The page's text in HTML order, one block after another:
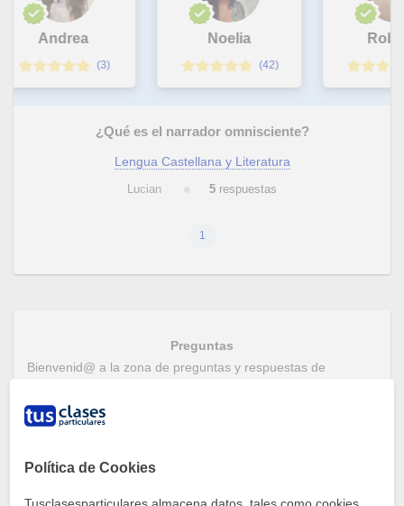
Andrea
(3)
Noelia
(42)
¿Qué es el narrador omnisciente?
Lengua Castellana y Literatura
Lucian 5 respuestas
1
Preguntas
Bienvenid@ a la zona de preguntas y respuestas de
específicas sobre el aprendizaje de cualquier materia o
idioma y recibir respuestas de la comunidad de Tusclases.
o asignatura. Recuerda que dispones de miles de profesores
Política de Cookies
Tusclasesparticulares almacena datos, tales como cookies,